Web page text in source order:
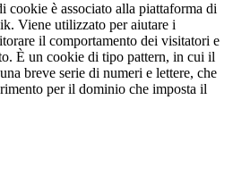
cookie è associato alla piattaforma di
Viene utilizzato per aiutare i
il comportamento dei visitatori e
È un cookie di tipo pattern, in cui il
breve serie di numeri e lettere, che
per il dominio che imposta il